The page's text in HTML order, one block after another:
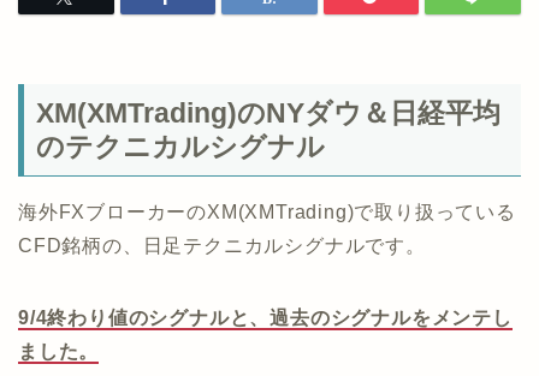
XM(XMTrading)のNYダウ＆日経平均
のテクニカルシグナル
海外FXブローカーのXM(XMTrading)で取り扱っている
CFD銘柄の、日足テクニカルシグナルです。
9/4終わり値のシグナルと、過去のシグナルをメンテし
ました。